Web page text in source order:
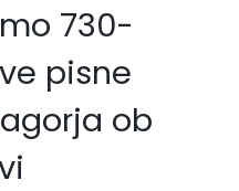
730-
pisne
ob